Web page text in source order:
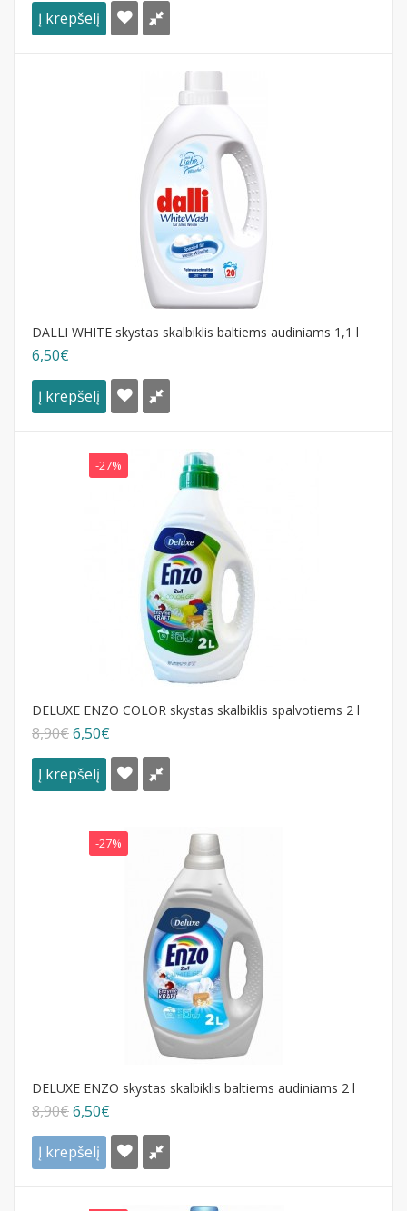
Į krepšelį
DALLI WHITE skystas skalbiklis baltiems audiniams 1,1 l
6,50€
Į krepšelį
-27%
DELUXE ENZO COLOR skystas skalbiklis spalvotiems 2 l
8,90€6,50€
Į krepšelį
-27%
DELUXE ENZO skystas skalbiklis baltiems audiniams 2 l
8,90€6,50€
Į krepšelį